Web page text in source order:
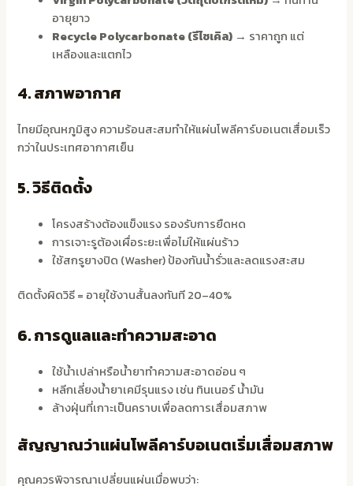
อายุยาว
Recycle Polycarbonate (รีไซเคิล) → ราคาถูก แต่
เหลืองและแตกไว
4. สภาพอากาศ
ไทยมีอุณหภูมิสูง ความร้อนสะสมทำให้แผ่นโพลีคาร์บอเนตเสื่อมเร็ว
กว่าในประเทศอากาศเย็น
5. วิธีติดตั้ง
โครงสร้างต้องแข็งแรง รองรับการยืดหด
การเจาะรูต้องเผื่อระยะเพื่อไม่ให้แผ่นร้าว
ใช้สกรูยางปิด (Washer) ป้องกันน้ำรั่วและลดแรงสะสม
ติดตั้งผิดวิธี = อายุใช้งานสั้นลงทันที 20–40%
6. การดูแลและทำความสะอาด
ใช้น้ำเปล่าหรือน้ำยาทำความสะอาดอ่อน ๆ
หลีกเลี่ยงน้ำยาเคมีรุนแรง เช่น ทินเนอร์ น้ำมัน
ล้างฝุ่นที่เกาะเป็นคราบเพื่อลดการเสื่อมสภาพ
สัญญาณว่าแผ่นโพลีคาร์บอเนตเริ่มเสื่อมสภาพ
คุณควรพิจารณาเปลี่ยนแผ่นเมื่อพบว่า: